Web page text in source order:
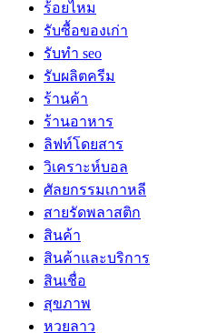
ร้อยไหม
รับซื้อของเก่า
รับทำ seo
รับผลิตครีม
ร้านค้า
ร้านอาหาร
ลิฟท์โดยสาร
วิเคราะห์บอล
ศัลยกรรมเกาหลี
สายรัดพลาสติก
สินค้า
สินค้าและบริการ
สินเชื่อ
สุขภาพ
หวยลาว